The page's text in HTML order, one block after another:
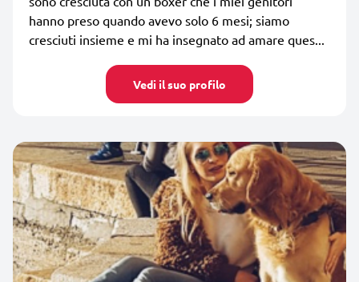
hanno preso quando avevo solo 6 mesi; siamo
cresciuti insieme e mi ha insegnato ad amare ques...
Vedi il suo profilo